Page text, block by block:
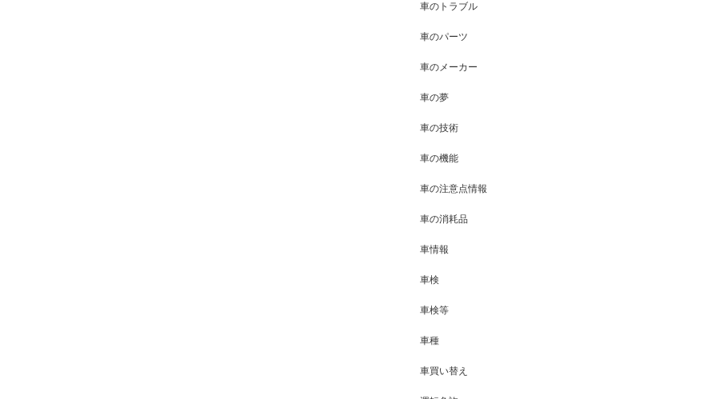
車のトラブル
車のパーツ
車のメーカー
車の夢
車の技術
車の機能
車の注意点情報
車の消耗品
車情報
車検
車検等
車種
車買い替え